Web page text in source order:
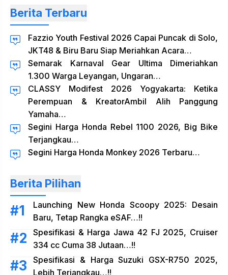
Berita Terbaru
Fazzio Youth Festival 2026 Capai Puncak di Solo,
JKT48 & Biru Baru Siap Meriahkan Acara…
Semarak Karnaval Gear Ultima Dimeriahkan
1.300 Warga Leyangan, Ungaran…
CLASSY Modifest 2026 Yogyakarta: Ketika
Perempuan & KreatorAmbil Alih Panggung
Yamaha…
Segini Harga Honda Rebel 1100 2026, Big Bike
Terjangkau…
Segini Harga Honda Monkey 2026 Terbaru…
Berita Pilihan
Launching New Honda Scoopy 2025: Desain
Baru, Tetap Rangka eSAF…!!
Spesifikasi & Harga Jawa 42 FJ 2025, Cruiser
334 cc Cuma 38 Jutaan…!!
Spesifikasi & Harga Suzuki GSX-R750 2025,
Lebih Terjangkau…!!